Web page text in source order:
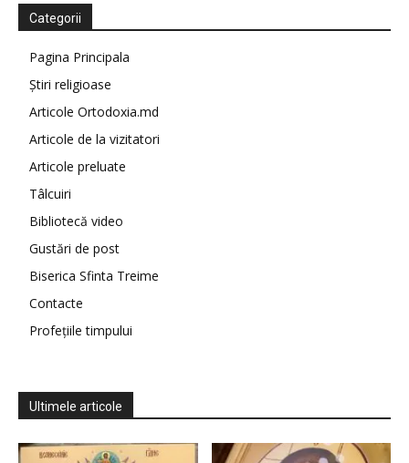
Categorii
Pagina Principala
Știri religioase
Articole Ortodoxia.md
Articole de la vizitatori
Articole preluate
Tâlcuiri
Bibliotecă video
Gustări de post
Biserica Sfinta Treime
Contacte
Profețiile timpului
Ultimele articole